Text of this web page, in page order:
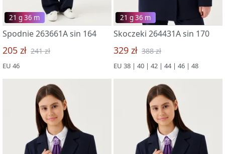
21 g 36 m
Spodnie 263661A sin 164
205 zł 241 zł
EU 46
21 g 36 m
Skoczeki 264431A sin 170
329 zł 388 zł
EU 38 | 40 | 42 | 44 | 46 | 48